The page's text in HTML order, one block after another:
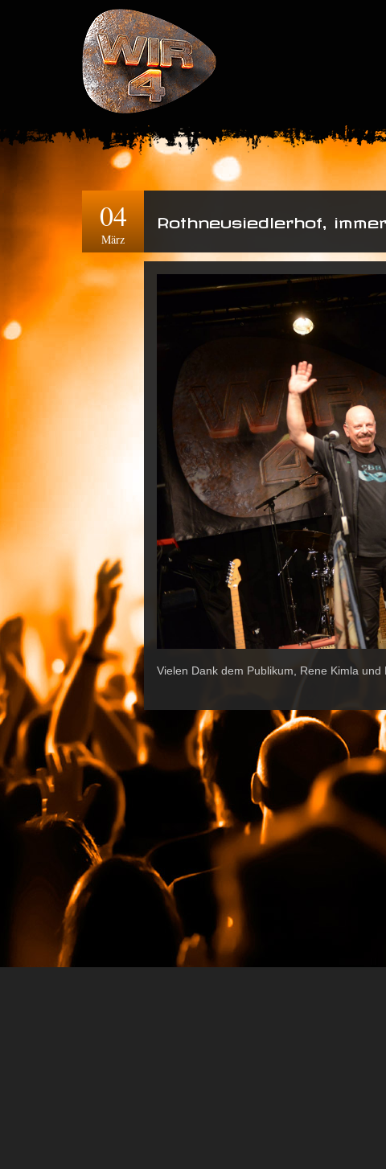
04
März
Rothneusiedlerhof,
Vielen Dank dem Publikum, Rene Kimla